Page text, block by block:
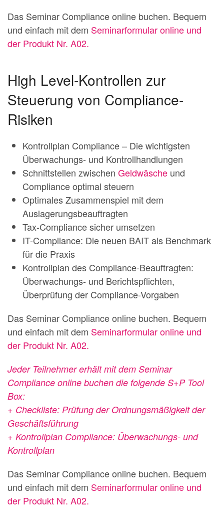
Das Seminar Compliance online buchen. Bequem
und einfach mit dem Seminarformular online und
der Produkt Nr. A02.
High Level-Kontrollen zur
Steuerung von Compliance-
Risiken
Kontrollplan Compliance – Die wichtigsten
Überwachungs- und Kontrollhandlungen
Schnittstellen zwischen Geldwäsche und
Compliance optimal steuern
Optimales Zusammenspiel mit dem
Auslagerungsbeauftragten
Tax-Compliance sicher umsetzen
IT-Compliance: Die neuen BAIT als Benchmark
für die Praxis
Kontrollplan des Compliance-Beauftragten:
Überwachungs- und Berichtspflichten,
Überprüfung der Compliance-Vorgaben
Das Seminar Compliance online buchen. Bequem
und einfach mit dem Seminarformular online und
der Produkt Nr. A02.
Jeder Teilnehmer erhält mit dem Seminar
Compliance online buchen die folgende S+P Tool
Box:
+ Checkliste: Prüfung der Ordnungsmäßigkeit der
Geschäftsführung
+ Kontrollplan Compliance: Überwachungs- und
Kontrollplan
Das Seminar Compliance online buchen. Bequem
und einfach mit dem Seminarformular online und
der Produkt Nr. A02.